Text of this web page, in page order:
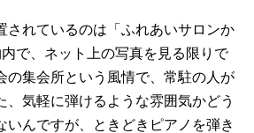
されているのは「ふれあいサロンか
で、ネット上の写真を見る限りで
の集会所という風情で、常駐の人が
、気軽に弾けるような雰囲気かどう
いんですが、ときどきピアノを弾き